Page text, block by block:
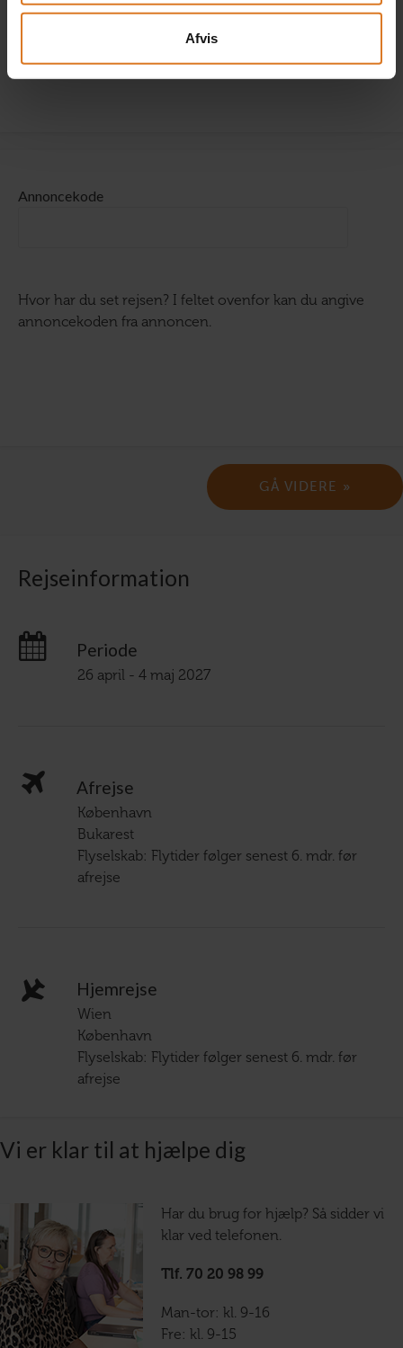
Afvis
Annoncekode
Hvor har du set rejsen? I feltet ovenfor kan du angive
annoncekoden fra annoncen.
Rejseinformation
Periode
26 april - 4 maj 2027
Afrejse
København
Bukarest
Flyselskab: Flytider følger senest 6. mdr. før
afrejse
Hjemrejse
Wien
København
Flyselskab: Flytider følger senest 6. mdr. før
afrejse
Vi er klar til at hjælpe dig
Har du brug for hjælp? Så sidder vi
klar ved telefonen.
Tlf. 70 20 98 99
Man-tor: kl. 9-16
Fre: kl. 9-15